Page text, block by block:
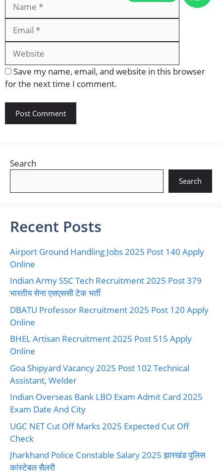
Save my name, email, and website in this browser
for the next time I comment.
Search
Search
Recent Posts
Airport Ground Handling Jobs 2025 Post 140 Apply
Online
Indian Army SSC Tech Recruitment 2025 Post 379
भारतीय सेना एसएससी टेक भर्ती
DBATU Professor Recruitment 2025 Post 120 Apply
Online
BHEL Artisan Recruitment 2025 Post 515 Apply
Online
Goa Shipyard Vacancy 2025 Post 102 Technical
Assistant, Welder
Indian Overseas Bank LBO Exam Admit Card 2025
Exam Date And City
UGC NET Cut Off Marks 2025 Expected Cut Off
Check
Jharkhand Police Constable Salary 2025 झारखंड पुलिस
कांस्टेबल सैलरी